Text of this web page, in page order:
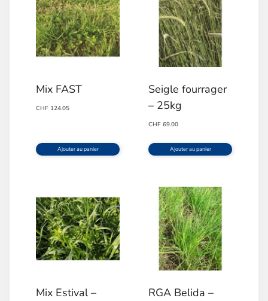
Mix FAST
CHF 124.05
Ajouter au panier
Seigle fourrager
– 25kg
CHF 69.00
Ajouter au panier
Mix Estival –
RGA Belida –